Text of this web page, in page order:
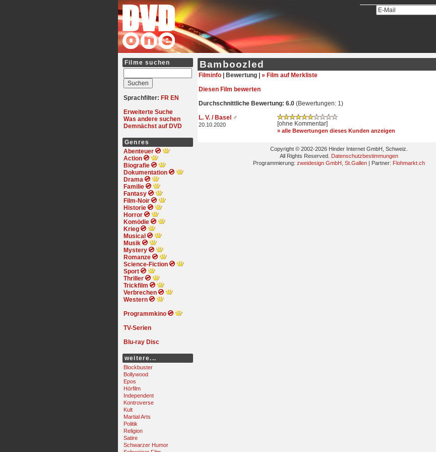
Filme suchen
Sprachfilter: FR EN
Erweiterte Suche
Was andere suchen
Demnächst auf DVD
Genres
Abenteuer
Action
Biografie
Dokumentation
Drama
Familie
Fantasy
Film-Noir
Historie
Horror
Komödie
Krieg
Musical
Musik
Mystery
Romanze
Science-Fiction
Sport
Thriller
Trickfilm
Verbrechen
Western
Programmkino
TV-Serien
Blu-ray Disc
weitere...
Blockbuster
Bollywood
Epos
Hörfilm
Independent
Kontroverse
Kult
Martial Arts
Politik
Religion
Satire
Schwarzer Humor
Bamboozled
Filminfo Bewertung | » Film auf Merkliste
Diesen Film bewerten
Durchschnittliche Bewertung: 6.0 (Bewertungen: 1)
L. V. / Basel ♂
20.10.2020 [ohne Kommentar]
» alle Bewertungen dieses Kunden anzeigen
Copyright © 2002-2026 Hinder Internet GmbH, Schweiz.
All Rights Reserved. Datenschutzbestimmungen
Programmierung: zweidesign GmbH, St.Gallen| Partner: Flohmarkt.ch